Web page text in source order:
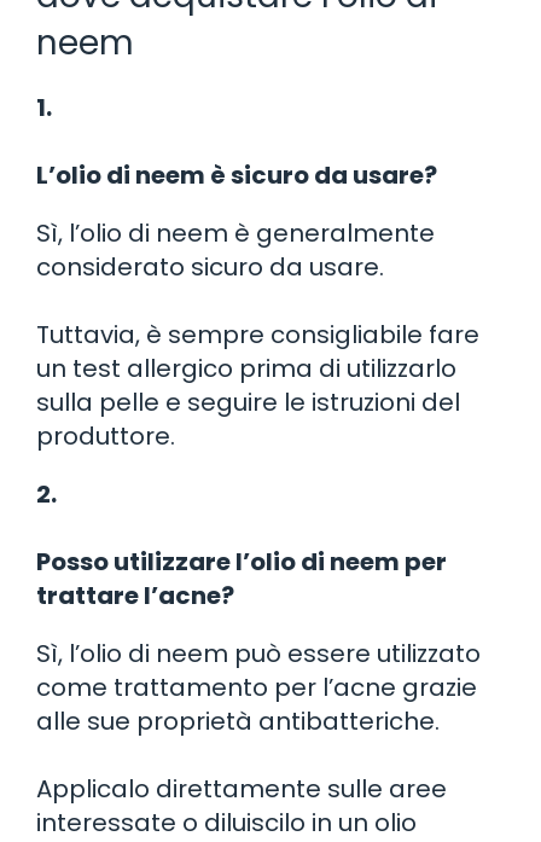
neem
1.
L’olio di neem è sicuro da usare?
Sì, l’olio di neem è generalmente
considerato sicuro da usare.
Tuttavia, è sempre consigliabile fare
un test allergico prima di utilizzarlo
sulla pelle e seguire le istruzioni del
produttore.
2.
Posso utilizzare l’olio di neem per
trattare l’acne?
Sì, l’olio di neem può essere utilizzato
come trattamento per l’acne grazie
alle sue proprietà antibatteriche.
Applicalo direttamente sulle aree
interessate o diluiscilo in un olio